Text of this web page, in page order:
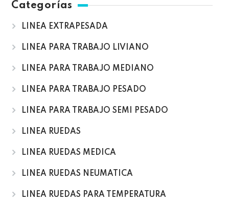
Categorías
LINEA EXTRAPESADA
LINEA PARA TRABAJO LIVIANO
LINEA PARA TRABAJO MEDIANO
LINEA PARA TRABAJO PESADO
LINEA PARA TRABAJO SEMI PESADO
LINEA RUEDAS
LINEA RUEDAS MEDICA
LINEA RUEDAS NEUMATICA
LINEA RUEDAS PARA TEMPERATURA